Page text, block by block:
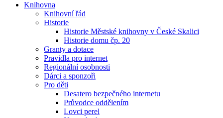
Knihovna
Knihovní řád
Historie
Historie Městské knihovny v České Skalici
Historie domu čp. 20
Granty a dotace
Pravidla pro internet
Regionální osobnosti
Dárci a sponzoři
Pro děti
Desatero bezpečného internetu
Průvodce oddělením
Lovci perel